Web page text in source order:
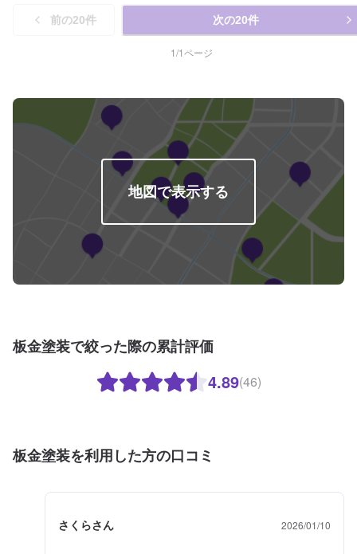
【4】仕上がり次第納車-----代車について-----代車をご用意しています。お車
の作業中は代車をご利用ください。※代車の燃料代はお客様にご負担いただい
ております。-----ご来店時の注意、受付方法-----入庫の際はお気をつけてお越
しください。駐車スペースは事務所前の空いているスペースに駐車してくだ
前の20件 次の20件
1/1ページ
地図で表示する
板金塗装で絞った際の累計評価
4.89(46)
板金塗装を利用した方の口コミ
さくらさん 2026/01/10